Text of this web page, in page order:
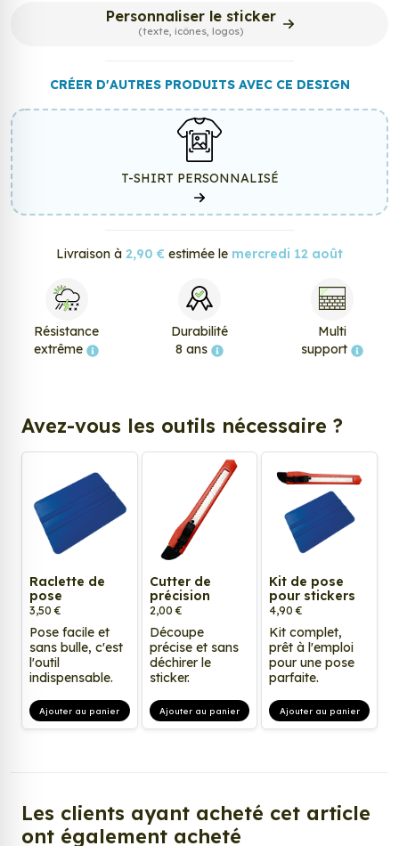
Personnaliser le sticker
(texte, icônes, logos)
CRÉER D'AUTRES PRODUITS AVEC CE DESIGN
T-SHIRT PERSONNALISÉ
Livraison à 2,90 € estimée le mercredi 12 août
Résistance
extrême
Durabilité
8 ans
Multi
support
Avez-vous les outils nécessaire ?
Raclette de
pose
3,50 €
Pose facile et
sans bulle, c'est
l'outil
indispensable.
Ajouter au panier
Cutter de
précision
2,00 €
Découpe
précise et sans
déchirer le
sticker.
Ajouter au panier
Kit de pose
pour stickers
4,90 €
Kit complet,
prêt à l'emploi
pour une pose
parfaite.
Ajouter au panier
Les clients ayant acheté cet article
ont également acheté